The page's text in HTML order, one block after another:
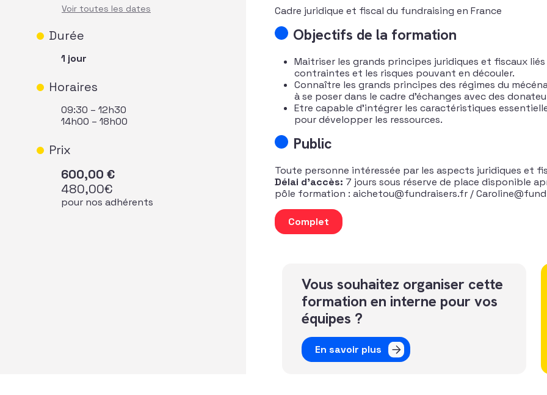
Durée
1 jour
Horaires
09:30 – 12h30
14h00 – 18h00
Prix
600,00 €
480,00€
pour nos adhérents
Cadre juridique et fiscal du fundraising en France
Objectifs de la formation
Maitriser les grands principes juridiques et fiscaux
contraintes et les risques pouvant en découler.
Connaître les grands principes des régimes du
à se poser dans le cadre d’échanges avec des
Etre capable d’intégrer les caractéristiques
pour développer les ressources.
Public
Toute personne intéressée par les aspects juridiques et
Délai d’accès: 7 jours sous réserve de place disponible
pôle formation : aichetou@fundraisers.fr /
quantité de Cadre juridique et fiscal du fundraising en
Complet
Vous souhaitez organiser cette
formation en interne pour vos
équipes ?
En savoir plus